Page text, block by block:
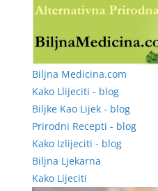
Biljna Medicina.com
Kako Llijeciti - blog
Biljke Kao Lijek - blog
Prirodni Recepti - blog
Kako Izlijeciti - blog
Biljna Ljekarna
Kako Lijeciti